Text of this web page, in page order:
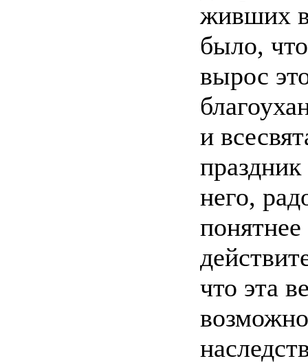
живших
было,
вырос
и
него,
что эта